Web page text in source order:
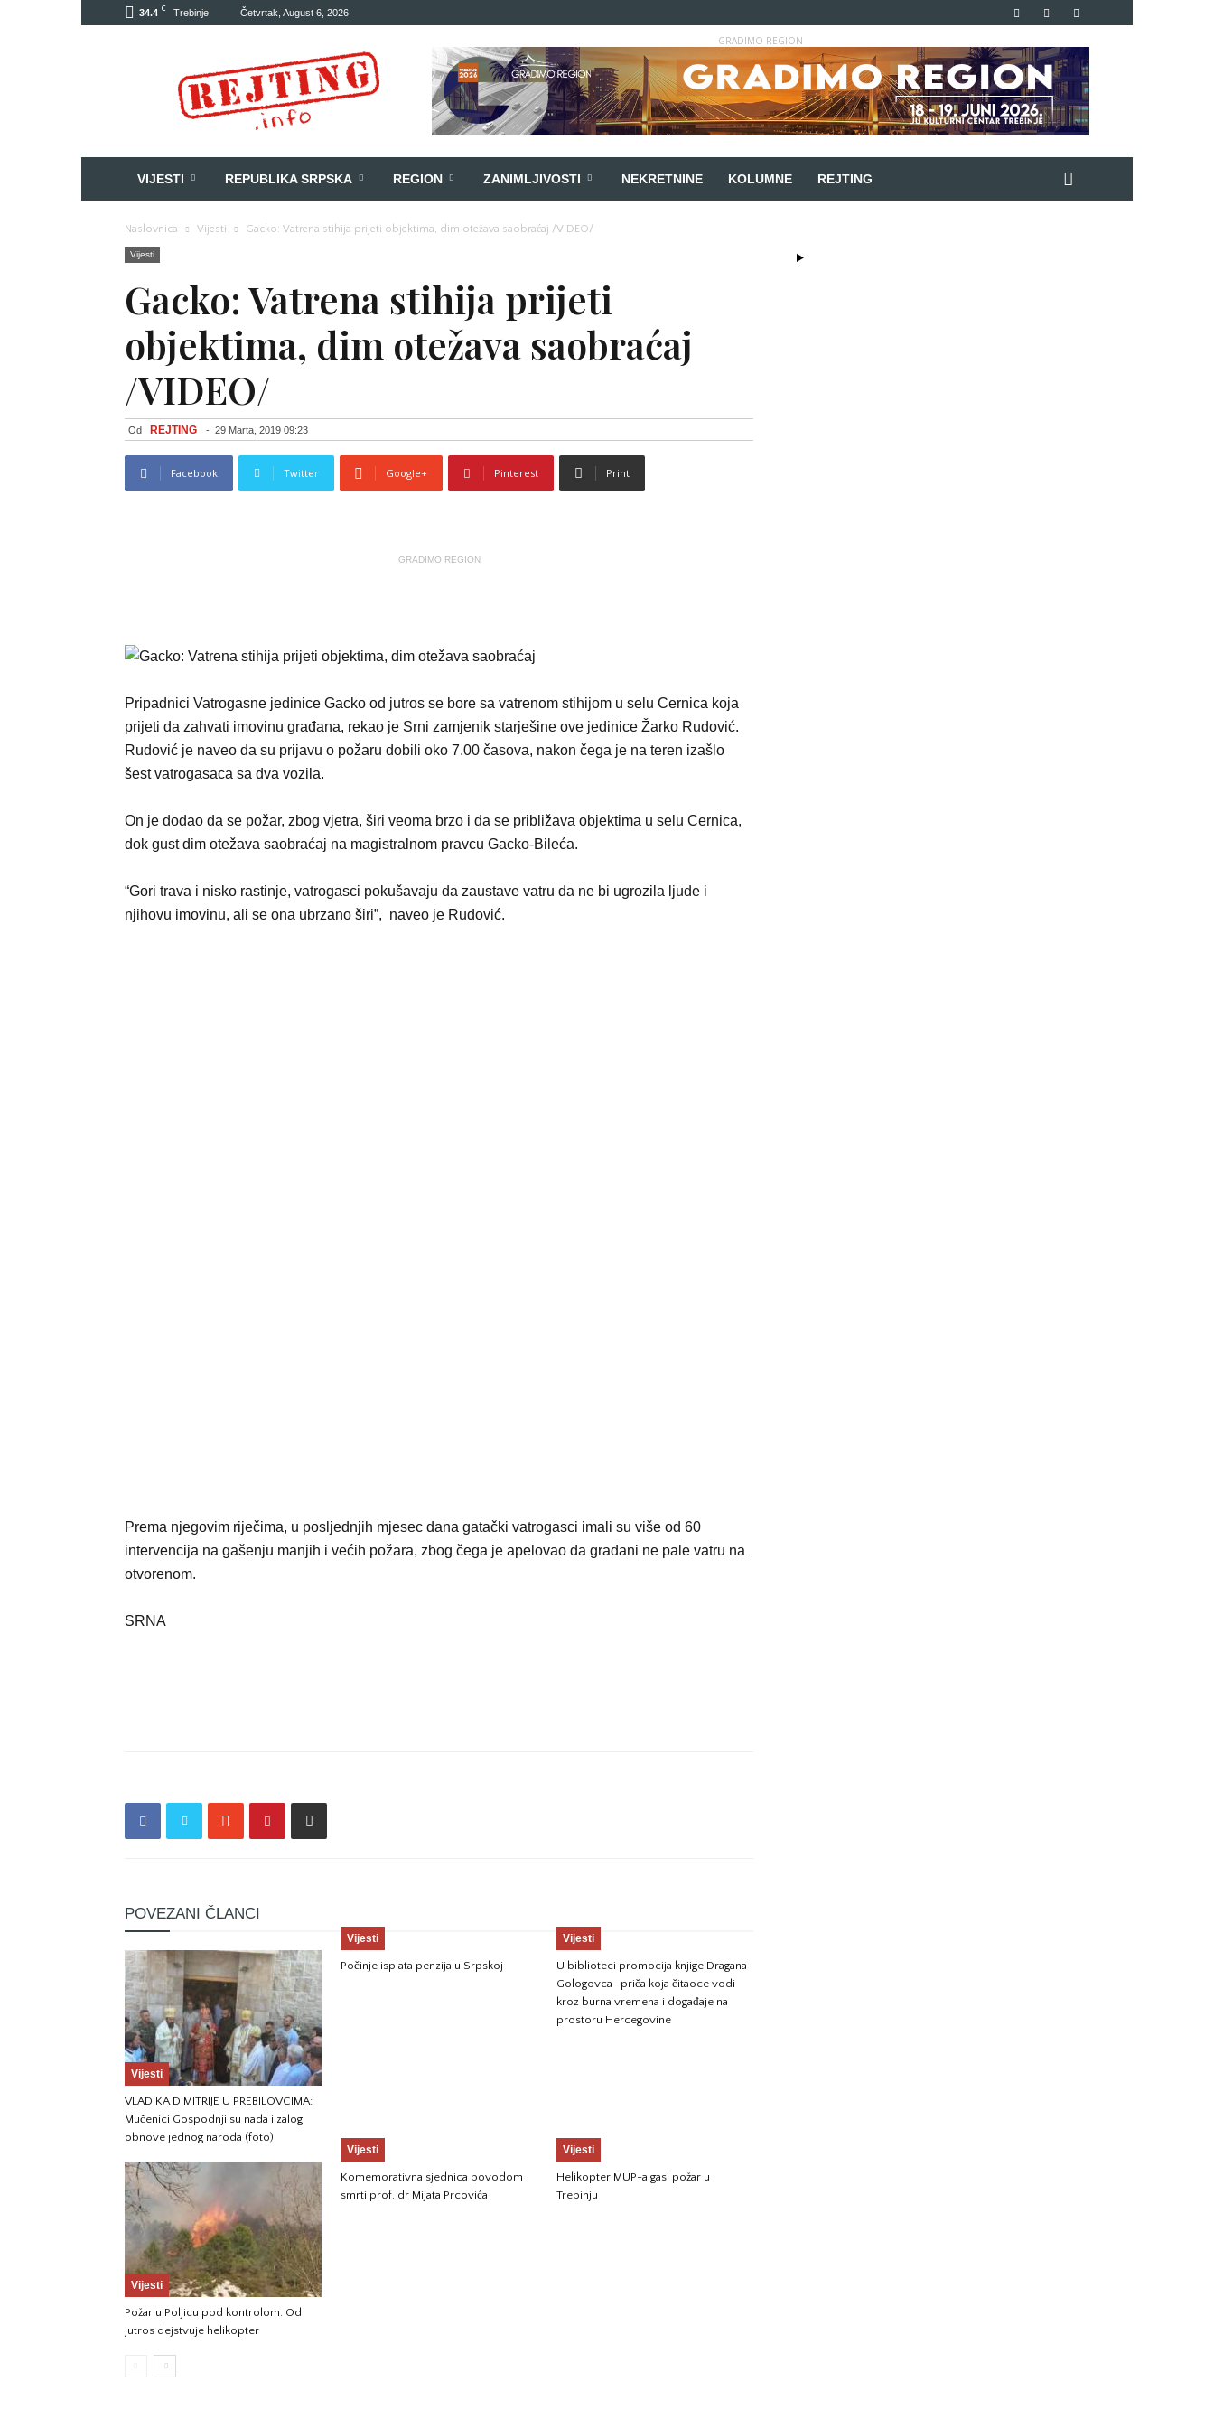
34.4 C Trebinje Četvrtak, August 6, 2026
GRADIMO REGION
VIJESTI REPUBLIKA SRPSKA REGION ZANIMLJIVOSTI NEKRETNINE KOLUMNE REJTING
Naslovnica Vijesti Gacko: Vatrena stihija prijeti objektima, dim otežava saobraćaj /VIDEO/
Vijesti
Gacko: Vatrena stihija prijeti
objektima, dim otežava saobraćaj
/VIDEO/
Od REJTING - 29 Marta, 2019 09:23
Facebook Twitter Google+ Pinterest Print
GRADIMO REGION
Pripadnici Vatrogasne jedinice Gacko od jutros se bore sa vatrenom stihijom u selu Cernica koja
prijeti da zahvati imovinu građana, rekao je Srni zamjenik starješine ove jedinice Žarko Rudović.
Rudović je naveo da su prijavu o požaru dobili oko 7.00 časova, nakon čega je na teren izašlo
šest vatrogasaca sa dva vozila.
On je dodao da se požar, zbog vjetra, širi veoma brzo i da se približava objektima u selu Cernica,
dok gust dim otežava saobraćaj na magistralnom pravcu Gacko-Bileća.
“Gori trava i nisko rastinje, vatrogasci pokušavaju da zaustave vatru da ne bi ugrozila ljude i
njihovu imovinu, ali se ona ubrzano širi”, naveo je Rudović.
Prema njegovim riječima, u posljednjih mjesec dana gatački vatrogasci imali su više od 60
intervencija na gašenju manjih i većih požara, zbog čega je apelovao da građani ne pale vatru na
otvorenom.
SRNA
POVEZANI ČLANCI
Vijesti
VLADIKA DIMITRIJE U PREBILOVCIMA:
Mučenici Gospodnji su nada i zalog
obnove jednog naroda (foto)
Vijesti
Počinje isplata penzija u Srpskoj
Vijesti
U biblioteci promocija knjige Dragana
Gologovca -priča koja čitaoce vodi
kroz burna vremena i događaje na
prostoru Hercegovine
Vijesti
Požar u Poljicu pod kontrolom: Od
jutros dejstvuje helikopter
Vijesti
Komemorativna sjednica povodom
smrti prof. dr Mijata Prcovića
Vijesti
Helikopter MUP-a gasi požar u
Trebinju